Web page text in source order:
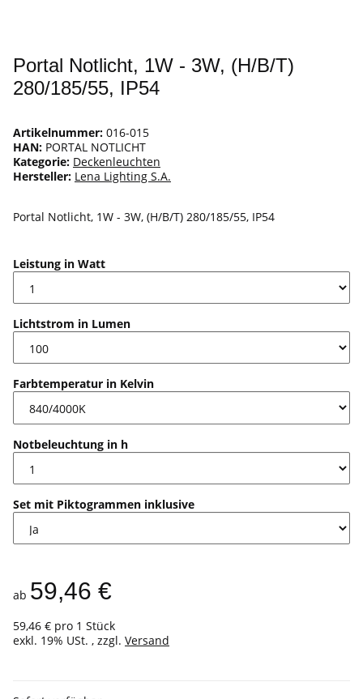
Portal Notlicht, 1W - 3W, (H/B/T)
280/185/55, IP54
Artikelnummer: 016-015
HAN: PORTAL NOTLICHT
Kategorie: Deckenleuchten
Hersteller: Lena Lighting S.A.
Portal Notlicht, 1W - 3W, (H/B/T) 280/185/55, IP54
Leistung in Watt
Lichtstrom in Lumen
Farbtemperatur in Kelvin
Notbeleuchtung in h
Set mit Piktogrammen inklusive
ab 59,46 €
59,46 € pro 1 Stück
exkl. 19% USt. , zzgl. Versand